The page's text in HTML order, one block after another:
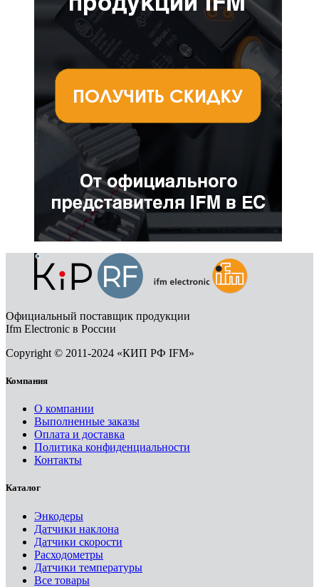
Официальный поставщик продукции
Ifm Electronic в России
Copyright © 2011-2024 «КИП РФ IFM»
Компания
О компании
Выполненные заказы
Оплата и доставка
Политика конфиденциальности
Контакты
Каталог
Энкодеры
Датчики наклона
Датчики скорости
Расходометры
Датчики температуры
Все товары